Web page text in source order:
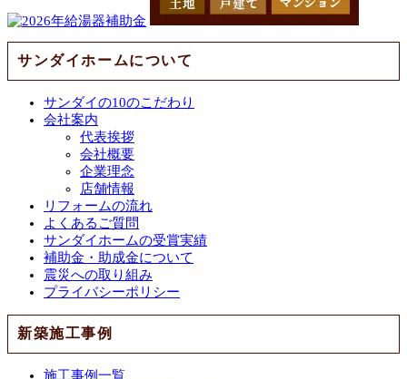
サンダイホームについて
サンダイの10のこだわり
会社案内
代表挨拶
会社概要
企業理念
店舗情報
リフォームの流れ
よくあるご質問
サンダイホームの受賞実績
補助金・助成金について
震災への取り組み
プライバシーポリシー
新築施工事例
施工事例一覧